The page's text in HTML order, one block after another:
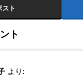
スト
ト
より: